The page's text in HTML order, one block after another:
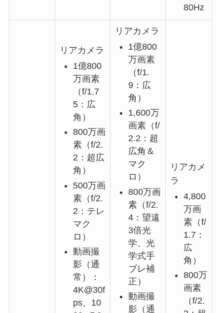
80Hz
リアカメラ
1億800
万画素
（f/1.7
5：広
角）
800万画
素（f/2.
2：超広
角）
500万画
素（f/2.
2：テレ
マク
ロ）
動画撮
影（通
常）：
4K@30f
ps、10
リアカメラ
1億800
万画素
（f/1.
9：広
角）
1,600万
画素（f/
2.2：超
広角＆
マク
ロ）
800万画
素（f/2.
4：望遠
3倍光
学、光
学式手
ブレ補
正）
動画撮
影（通
リアカメ
ラ
4,800
万画
素（f/
1.7：
広
角）
800万
画素
（f/2.